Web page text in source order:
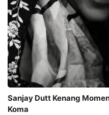
Sanjay Dutt Kenang
Koma